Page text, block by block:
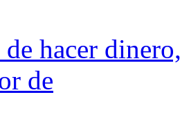
hacer dinero,
de